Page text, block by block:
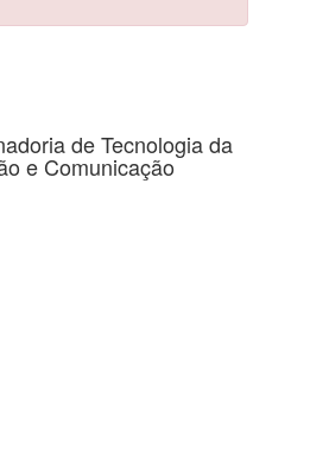
de Tecnologia da
e Comunicação